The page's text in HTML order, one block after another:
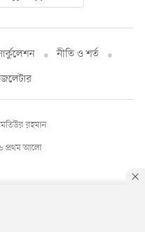
নীতি ও শর্ত
প্রথম আলো
রহমান